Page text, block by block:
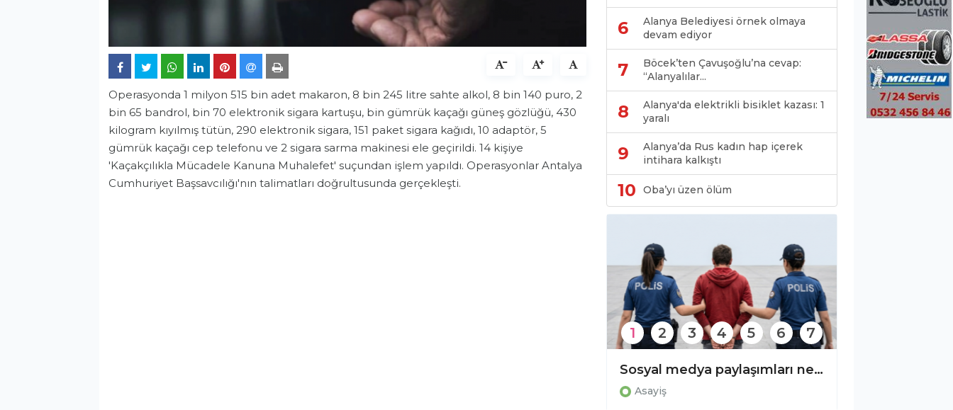
Operasyonda 1 milyon 515 bin adet makaron, 8 bin 245 litre sahte alkol, 8 bin 140 puro, 2
bin 65 bandrol, bin 70 elektronik sigara kartuşu, bin gümrük kaçağı güneş gözlüğü, 430
kilogram kıyılmış tütün, 290 elektronik sigara, 151 paket sigara kağıdı, 10 adaptör, 5
gümrük kaçağı cep telefonu ve 2 sigara sarma makinesi ele geçirildi. 14 kişiye
'Kaçakçılıkla Mücadele Kanuna Muhalefet' suçundan işlem yapıldı. Operasyonlar Antalya
Cumhuriyet Başsavcılığı'nın talimatları doğrultusunda gerçekleşti.
6
Alanya Belediyesi örnek olmaya
devam ediyor
7
Böcek’ten Çavuşoğlu’na cevap:
“Alanyalılar...
8
Alanya'da elektrikli bisiklet kazası: 1
yaralı
9
Alanya’da Rus kadın hap içerek
intihara kalkıştı
10 Oba’yı üzen ölüm
Sosyal medya paylaşımları nedeniyle cezaevine gönderildi!
Asayiş
1 2 3 4 5 6 7